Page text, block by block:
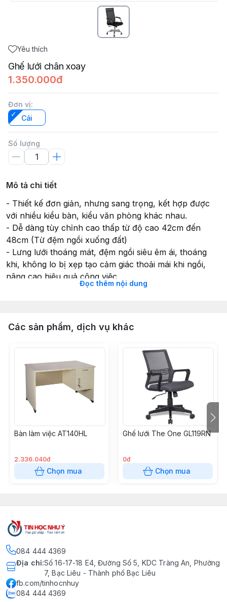
Yêu thích
Ghế lưới chân xoay
1.350.000đ
Đơn vị:
Cái
Số lượng
Mô tả chi tiết
- Thiết kế đơn giản, nhưng sang trọng, kết hợp được
với nhiều kiểu bàn, kiểu văn phòng khác nhau.
- Dễ dàng tùy chỉnh cao thấp từ độ cao 42cm đến
48cm (Từ đệm ngồi xuống đất)
- Lưng lưới thoáng mát, đệm ngồi siêu êm ái, thoáng
khi, không lo bị xẹp tạo cảm giác thoải mái khi ngồi,
nâng cao hiệu quả công việc
- Chịu được tải trọng lớn lên tới 100kg phù hợp với
- Chân xoay linh động 360 độ, phù hợp đa mặt sàn,
- Được sử dụng rộng rãi, luôn là sự lựa chọn số 1 trong
các dự án setup văn phòng
Đọc thêm nội dung
Các sản phẩm, dịch vụ khác
Bàn làm việc AT140HL
2.336.040đ
Chọn mua
Ghế lưới The One GL119RN
0đ
Chọn mua
084 444 4369
Địa chỉ:Số 16-17-18 E4, Đường Số 5, KDC Tràng An, Phường
7, Bạc Liêu - Thành phố Bạc Liêu
fb.com/tinhocnhuy
084 444 4369